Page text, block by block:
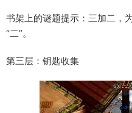
书架上的谜题提示：三加二，
“二”。
第三层：钥匙收集